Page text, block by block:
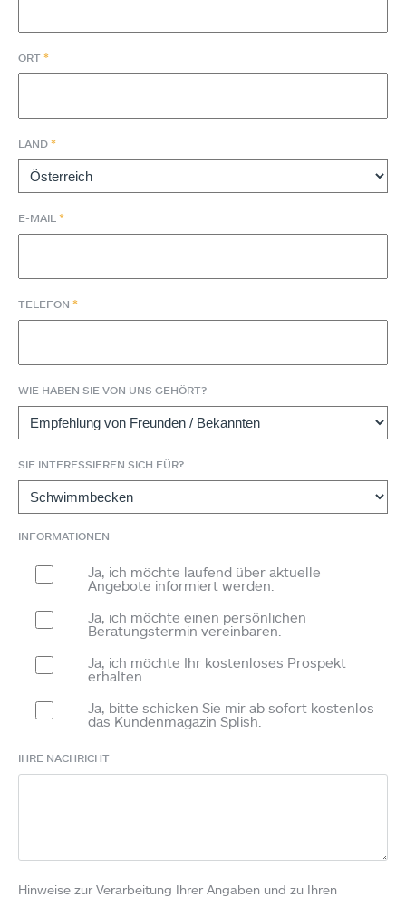
ORT *
LAND *
E-MAIL *
TELEFON *
WIE HABEN SIE VON UNS GEHÖRT?
SIE INTERESSIEREN SICH FÜR?
INFORMATIONEN
Ja, ich möchte laufend über aktuelle
Angebote informiert werden.
Ja, ich möchte einen persönlichen
Beratungstermin vereinbaren.
Ja, ich möchte Ihr kostenloses Prospekt
erhalten.
Ja, bitte schicken Sie mir ab sofort kostenlos
das Kundenmagazin Splish.
IHRE NACHRICHT
Hinweise zur Verarbeitung Ihrer Angaben und zu Ihren